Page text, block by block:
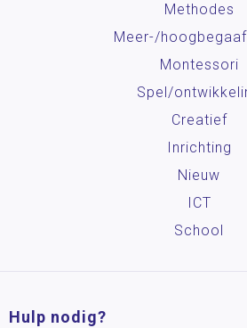
Methodes
Meer-/
Montessori
Spel/
Creatief
Inrichting
Nieuw
ICT
School
Hulp nodig?